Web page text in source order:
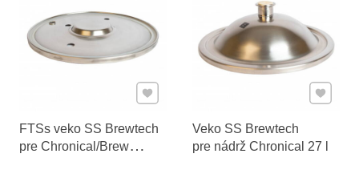
FTSs veko SS Brewtech
pre Chronical/Brew
Pridať k Obľúbeným
Veko SS Brewtech
pre nádrž Chronical 27 l
Pridať